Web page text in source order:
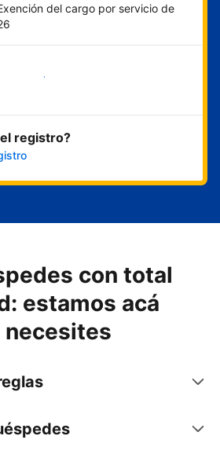
del cargo por servicio de
ahora
registro?
con total
estamos acá
necesites